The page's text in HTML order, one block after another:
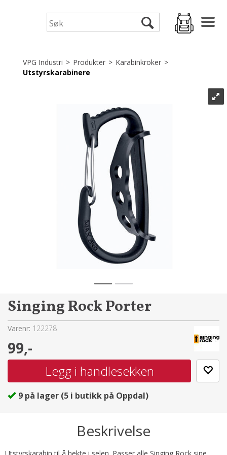
VPG Industri>Produkter>Karabinkroker>
Utstyrskarabinere
Singing Rock Porter
Varenr: 122278
99,-
9 på lager (5 i butikk på Oppdal)
Beskrivelse